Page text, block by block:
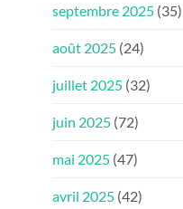
septembre 2025 (35)
août 2025 (24)
juillet 2025 (32)
juin 2025 (72)
mai 2025 (47)
avril 2025 (42)